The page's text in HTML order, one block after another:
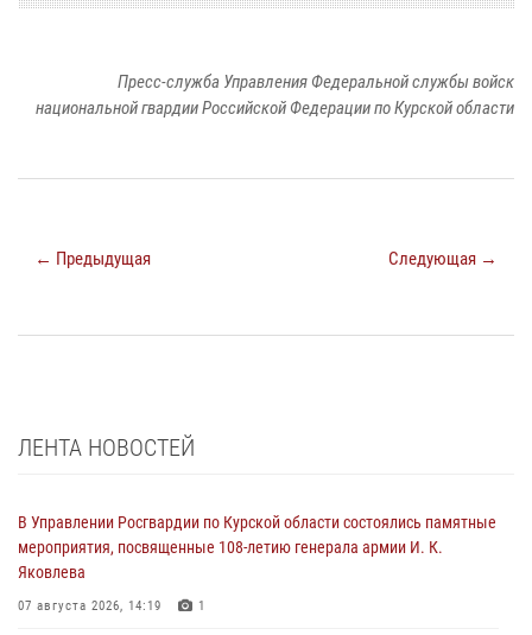
Пресс-служба Управления Федеральной службы войск
национальной гвардии Российской Федерации по Курской области
← Предыдущая Следующая →
ЛЕНТА НОВОСТЕЙ
В Управлении Росгвардии по Курской области состоялись памятные
мероприятия, посвященные 108-летию генерала армии И. К.
Яковлева
07 августа 2026, 14:19 1